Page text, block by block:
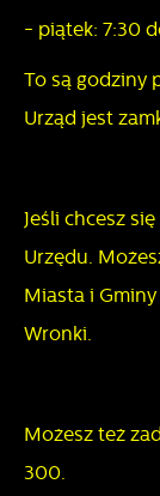
- piątek: 7:30
To są godziny
Urząd jest
Jeśli chcesz
Urzędu.
Miasta i
Wronki.
Możesz też
300.